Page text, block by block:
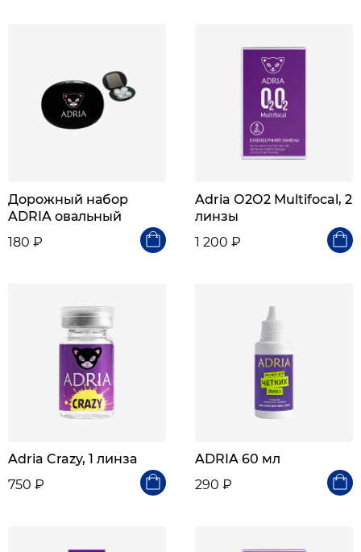
Дорожный набор
ADRIA овальный
180 ₽
Adria О2О2 Multifocal, 2
линзы
1 200 ₽
Adria Crazy, 1 линза
750 ₽
ADRIA 60 мл
290 ₽